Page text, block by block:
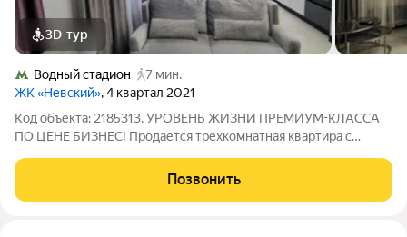
3D-тур
Водный стадион
7 мин.
ЖК «Невский», 4 квартал 2021
Код объекта: 2185313. УРОВЕНЬ ЖИЗНИ ПРЕМИУМ-КЛАССА
ПО ЦЕНЕ БИЗНЕС! Продается трехкомнатная квартира с
дома в 6 минутах пешком от метро Водный стадион. Квартира
оборудована бытовой техникой.
Позвонить